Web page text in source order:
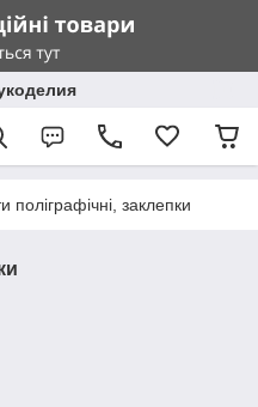
поліграфічні, заклепки